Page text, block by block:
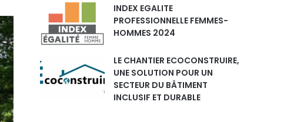
INDEX EGALITE
PROFESSIONNELLE FEMMES-
HOMMES 2024
LE CHANTIER ECOCONSTRUIRE,
UNE SOLUTION POUR UN
SECTEUR DU BÂTIMENT
INCLUSIF ET DURABLE